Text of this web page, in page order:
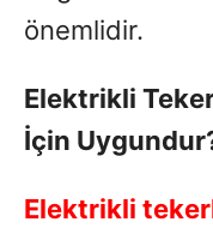
önemlidir.
Elektrikli
İçin
Elektrikli